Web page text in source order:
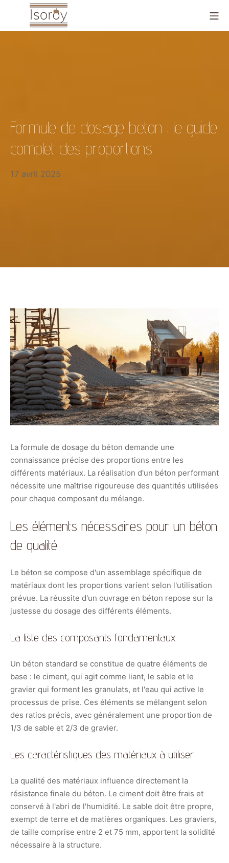
contenu
Formule de dosage beton : le guide
complet des proportions
17 avril 2025
La formule de dosage du béton demande une
connaissance précise des proportions entre les
différents matériaux. La réalisation d'un béton performant
nécessite une maîtrise rigoureuse des quantités utilisées
pour chaque composant du mélange.
Les éléments nécessaires pour un béton
de qualité
Le béton se compose d'un assemblage spécifique de
matériaux dont les proportions varient selon l'utilisation
prévue. La réussite d'un ouvrage en béton repose sur la
justesse du dosage des différents éléments.
La liste des composants fondamentaux
Un béton standard se constitue de quatre éléments de
base : le ciment, qui agit comme liant, le sable et le
gravier qui forment les granulats, et l'eau qui active le
processus de prise. Ces éléments se mélangent selon
des ratios précis, avec généralement une proportion de
1/3 de sable et 2/3 de gravier.
Les caractéristiques des matériaux à utiliser
La qualité des matériaux influence directement la
résistance finale du béton. Le ciment doit être frais et
conservé à l'abri de l'humidité. Le sable doit être propre,
exempt de terre et de matières organiques. Les graviers,
de taille comprise entre 2 et 75 mm, apportent la solidité
nécessaire à la structure.